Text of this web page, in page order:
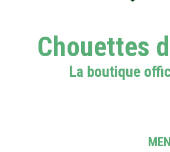
Chouettes
La boutique